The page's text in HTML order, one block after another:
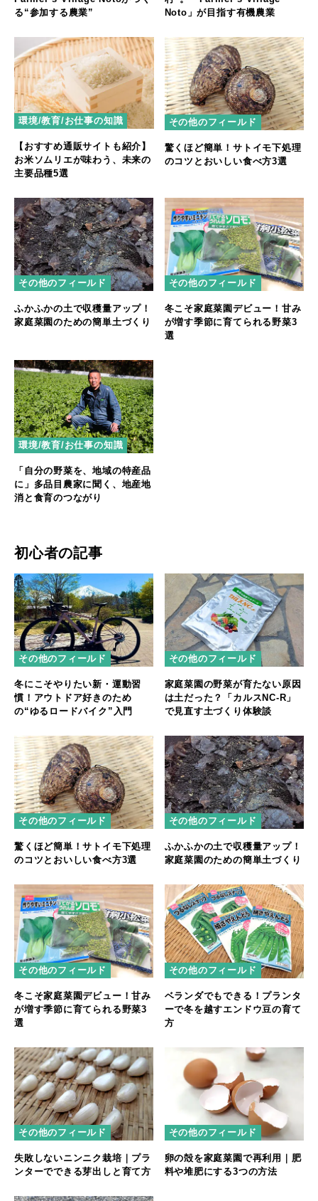
る“参加する農業”
Noto」が目指す有機農業
環境/教育/お仕事の知識
【おすすめ通販サイトも紹介】
お米ソムリエが味わう、未来の
主要品種5選
その他のフィールド
驚くほど簡単！サトイモ下処理
のコツとおいしい食べ方3選
その他のフィールド
ふかふかの土で収穫量アップ！
家庭菜園のための簡単土づくり
その他のフィールド
冬こそ家庭菜園デビュー！甘み
が増す季節に育てられる野菜3
選
環境/教育/お仕事の知識
「自分の野菜を、地域の特産品
に」多品目農家に聞く、地産地
消と食育のつながり
初心者の記事
その他のフィールド
冬にこそやりたい新・運動習
慣！アウトドア好きのため
の“ゆるロードバイク”入門
その他のフィールド
家庭菜園の野菜が育たない原因
は土だった？「カルスNC-R」
で見直す土づくり体験談
その他のフィールド
驚くほど簡単！サトイモ下処理
のコツとおいしい食べ方3選
その他のフィールド
ふかふかの土で収穫量アップ！
家庭菜園のための簡単土づくり
その他のフィールド
冬こそ家庭菜園デビュー！甘み
が増す季節に育てられる野菜3
選
その他のフィールド
ベランダでもできる！プランタ
ーで冬を越すエンドウ豆の育て
方
その他のフィールド
失敗しないニンニク栽培｜プラ
ンターでできる芽出しと育て方
その他のフィールド
卵の殻を家庭菜園で再利用｜肥
料や堆肥にする3つの方法